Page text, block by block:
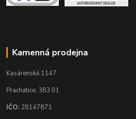
Kamenná prodejna
Kasárenská 1147
Prachatice, 383 01
IČO: 28147871